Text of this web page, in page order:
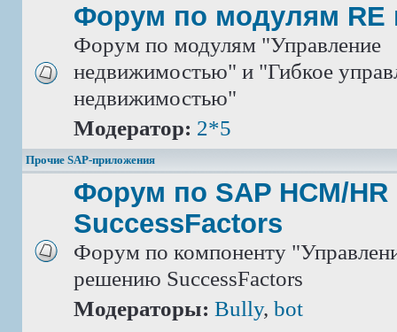
Форум по модулям RE
Форум по модулям "Управление
недвижимостью" и "Гибкое
недвижимостью"
Модератор: 2*5
Прочие SAP-приложения
Форум по SAP HCM/HR
SuccessFactors
Форум по компоненту
решению SuccessFactors
Модераторы: Bully, bot